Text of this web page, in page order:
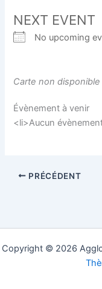
NEXT EVENT
No upcoming
Carte non disponible
Évènement à venir
<li>Aucun
PRÉCÉDENT
Copyright © 2026